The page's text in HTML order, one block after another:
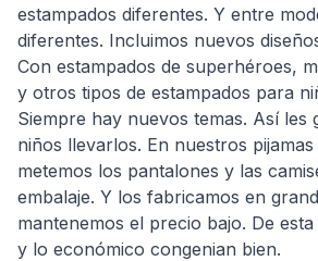
estampados diferentes. Y entre
diferentes. Incluimos nuevos
Con estampados de superhéroes,
y otros tipos de estampados para
Siempre hay nuevos temas. Así les
niños llevarlos. En nuestros
metemos los pantalones y las
embalaje. Y los fabricamos en
mantenemos el precio bajo. De
y lo económico congenian bien.